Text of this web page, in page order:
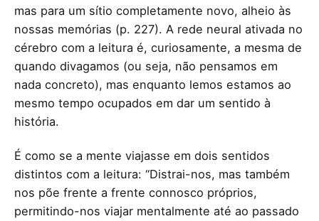
mas para um sítio completamente novo, alheio às
nossas memórias (p. 227). A rede neural ativada no
cérebro com a leitura é, curiosamente, a mesma de
quando divagamos (ou seja, não pensamos em
nada concreto), mas enquanto lemos estamos ao
mesmo tempo ocupados em dar um sentido à
história.
É como se a mente viajasse em dois sentidos
distintos com a leitura: “Distrai-nos, mas também
nos põe frente a frente connosco próprios,
permitindo-nos viajar mentalmente até ao passado